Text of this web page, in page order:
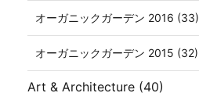
オーガニックガーデン 2016 (33)
オーガニックガーデン 2015 (32)
Art & Architecture (40)